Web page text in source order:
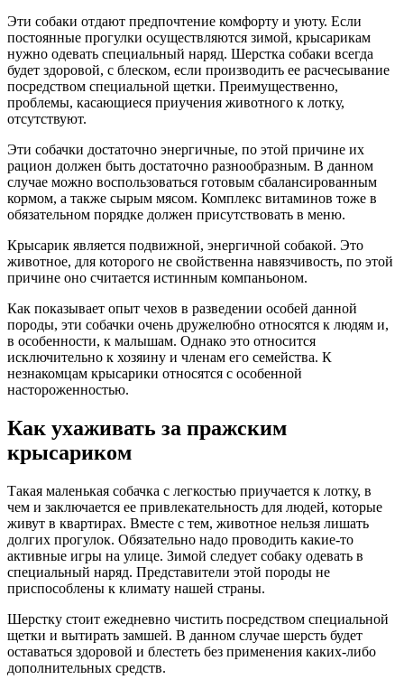
Эти собаки отдают предпочтение комфорту и уюту. Если
постоянные прогулки осуществляются зимой, крысарикам
нужно одевать специальный наряд. Шерстка собаки всегда
будет здоровой, с блеском, если производить ее расчесывание
посредством специальной щетки. Преимущественно,
проблемы, касающиеся приучения животного к лотку,
отсутствуют.
Эти собачки достаточно энергичные, по этой причине их
рацион должен быть достаточно разнообразным. В данном
случае можно воспользоваться готовым сбалансированным
кормом, а также сырым мясом. Комплекс витаминов тоже в
обязательном порядке должен присутствовать в меню.
Крысарик является подвижной, энергичной собакой. Это
животное, для которого не свойственна навязчивость, по этой
причине оно считается истинным компаньоном.
Как показывает опыт чехов в разведении особей данной
породы, эти собачки очень дружелюбно относятся к людям и,
в особенности, к малышам. Однако это относится
исключительно к хозяину и членам его семейства. К
незнакомцам крысарики относятся с особенной
настороженностью.
Как ухаживать за пражским
крысариком
Такая маленькая собачка с легкостью приучается к лотку, в
чем и заключается ее привлекательность для людей, которые
живут в квартирах. Вместе с тем, животное нельзя лишать
долгих прогулок. Обязательно надо проводить какие-то
активные игры на улице. Зимой следует собаку одевать в
специальный наряд. Представители этой породы не
приспособлены к климату нашей страны.
Шерстку стоит ежедневно чистить посредством специальной
щетки и вытирать замшей. В данном случае шерсть будет
оставаться здоровой и блестеть без применения каких-либо
дополнительных средств.